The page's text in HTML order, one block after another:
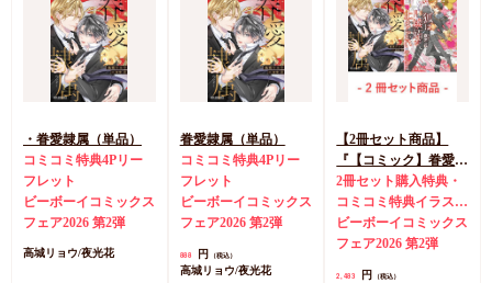
・眷愛隷属（単品）
コミコミ特典4Pリー
フレット
ビーボーイコミックス
フェア2026 第2弾
高城リョウ/夜光花
眷愛隷属（単品）
コミコミ特典4Pリー
フレット
ビーボーイコミックス
フェア2026 第2弾
888 円 （税込）
高城リョウ/夜光花
【2冊セット商品】
『【コミック】眷愛隷
属』＋『狐は嫉妬が止
まらない -眷愛隷属-』
2冊セット購入特典・
コミコミ特典イラスト
カード コミコミ特典
4Pリーフレット コミ
ビーボーイコミックス
フェア2026 第2弾
2,483 円 （税込）